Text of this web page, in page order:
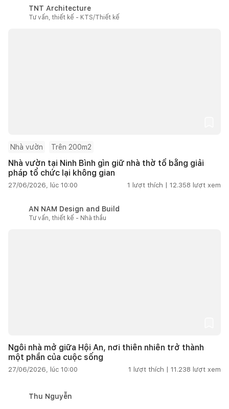
TNT Architecture
Tư vấn, thiết kế - KTS/Thiết kế
Nhà vườn Trên 200m2
Nhà vườn tại Ninh Bình gìn giữ nhà thờ tổ bằng giải
pháp tổ chức lại không gian
27/06/2026, lúc 10:00 1 lượt thích | 12.358 lượt xem
AN NAM Design and Build
Tư vấn, thiết kế - Nhà thầu
Ngôi nhà mở giữa Hội An, nơi thiên nhiên trở thành
một phần của cuộc sống
27/06/2026, lúc 10:00 1 lượt thích | 11.238 lượt xem
Thu Nguyễn